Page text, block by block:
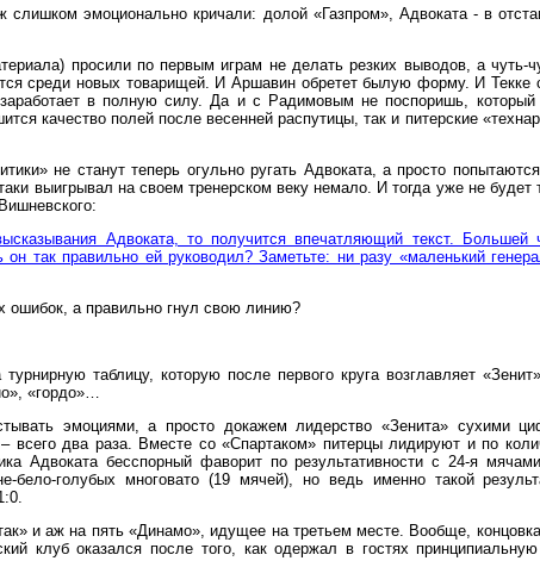
эмоционально кричали: долой «Газпром», Адвоката - в
просили по первым играм не делать резких выводов, а чуть-
среди новых товарищей. И Аршавин обретет былую форму. И Текке
в полную силу. Да и с Радимовым не поспоришь, который
качество полей после весенней распутицы, так и питерские
не станут теперь огульно ругать Адвоката, а просто
выигрывал на своем тренерском веку немало. И тогда уже не будет
Адвоката, то получится впечатляющий текст. Большей
так правильно ей руководил? Заметьте: ни разу «маленький
ошибок, а правильно гнул свою линию?
таблицу, которую после первого круга возглавляет
«гордо»…
эмоциями, а просто докажем лидерство «Зенита» сухими
всего два раза. Вместе со «Спартаком» питерцы лидируют и по
Адвоката бесспорный фаворит по результативности с 24-я
бело-голубых многовато (19 мячей), но ведь именно такой
и аж на пять «Динамо», идущее на третьем месте. Вообще,
клуб оказался после того, как одержал в гостях